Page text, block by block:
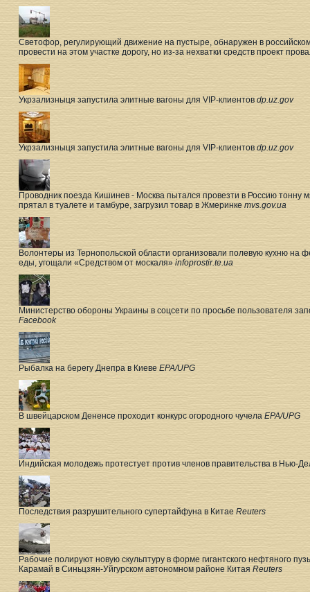
Светофор, регулирующий движение на пустыре, обнаружен в
провести на этом участке дорогу, но из-за нехватки средств проект
Укрзализныця запустила элитные вагоны для VIP-клиентов dp.uz.gov
Укрзализныця запустила элитные вагоны для VIP-клиентов dp.uz.gov
Проводник поезда Кишинев - Москва пытался провезти в Россию тонну
прятал в туалете и тамбуре, загрузил товар в Жмеринке mvs.gov.ua
Волонтеры из Тернопольской области организовали полевую кухню
еды, угощали «Средством от москаля» infoprostir.te.ua
Министерство обороны Украины в соцсети по просьбе пользователя
Facebook
Рыбалка на берегу Днепра в Киеве EPA/UPG
В швейцарском Дененсе проходит конкурс огородного чучела EPA/UPG
Индийская молодежь протестует против членов правительства в Нью-
Последствия разрушительного супертайфуна в Китае Reuters
Рабочие полируют новую скульптуру в форме гигантского нефтяного
Карамай в Синьцзян-Уйгурском автономном районе Китая Reuters